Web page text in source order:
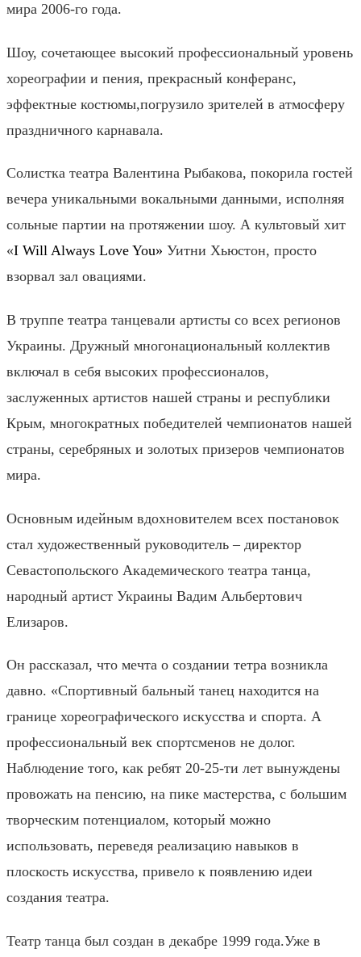
мира 2006-го года.
Шоу, сочетающее высокий профессиональный уровень
хореографии и пения, прекрасный конферанс,
эффектные костюмы,погрузило зрителей в атмосферу
праздничного карнавала.
Солистка театра Валентина Рыбакова, покорила гостей
вечера уникальными вокальными данными, исполняя
сольные партии на протяжении шоу. А культовый хит
«I Will Always Love You» Уитни Хьюстон, просто
взорвал зал овациями.
В труппе театра танцевали артисты со всех регионов
Украины. Дружный многонациональный коллектив
включал в себя высоких профессионалов,
заслуженных артистов нашей страны и республики
Крым, многократных победителей чемпионатов нашей
страны, серебряных и золотых призеров чемпионатов
мира.
Основным идейным вдохновителем всех постановок
стал художественный руководитель – директор
Севастопольского Академического театра танца,
народный артист Украины Вадим Альбертович
Елизаров.
Он рассказал, что мечта о создании тетра возникла
давно. «Спортивный бальный танец находится на
границе хореографического искусства и спорта. А
профессиональный век спортсменов не долог.
Наблюдение того, как ребят 20-25-ти лет вынуждены
провожать на пенсию, на пике мастерства, с большим
творческим потенциалом, который можно
использовать, переведя реализацию навыков в
плоскость искусства, привело к появлению идеи
создания театра.
Театр танца был создан в декабре 1999 года.Уже в